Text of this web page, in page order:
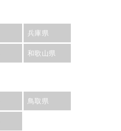
兵庫県
和歌山県
鳥取県